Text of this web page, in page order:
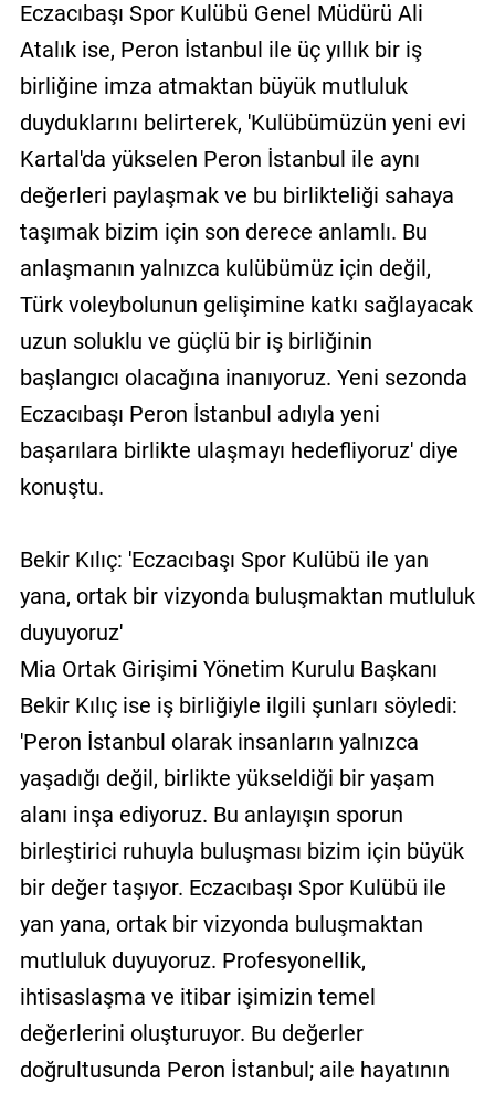
Eczacıbaşı Spor Kulübü Genel Müdürü Ali
Atalık ise, Peron İstanbul ile üç yıllık bir iş
birliğine imza atmaktan büyük mutluluk
duyduklarını belirterek, 'Kulübümüzün yeni evi
Kartal'da yükselen Peron İstanbul ile aynı
değerleri paylaşmak ve bu birlikteliği sahaya
taşımak bizim için son derece anlamlı. Bu
anlaşmanın yalnızca kulübümüz için değil,
Türk voleybolunun gelişimine katkı sağlayacak
uzun soluklu ve güçlü bir iş birliğinin
başlangıcı olacağına inanıyoruz. Yeni sezonda
Eczacıbaşı Peron İstanbul adıyla yeni
başarılara birlikte ulaşmayı hedefliyoruz' diye
konuştu.
Bekir Kılıç: 'Eczacıbaşı Spor Kulübü ile yan
yana, ortak bir vizyonda buluşmaktan mutluluk
duyuyoruz'
Mia Ortak Girişimi Yönetim Kurulu Başkanı
Bekir Kılıç ise iş birliğiyle ilgili şunları söyledi:
'Peron İstanbul olarak insanların yalnızca
yaşadığı değil, birlikte yükseldiği bir yaşam
alanı inşa ediyoruz. Bu anlayışın sporun
birleştirici ruhuyla buluşması bizim için büyük
bir değer taşıyor. Eczacıbaşı Spor Kulübü ile
yan yana, ortak bir vizyonda buluşmaktan
mutluluk duyuyoruz. Profesyonellik,
ihtisaslaşma ve itibar işimizin temel
değerlerini oluşturuyor. Bu değerler
doğrultusunda Peron İstanbul; aile hayatının